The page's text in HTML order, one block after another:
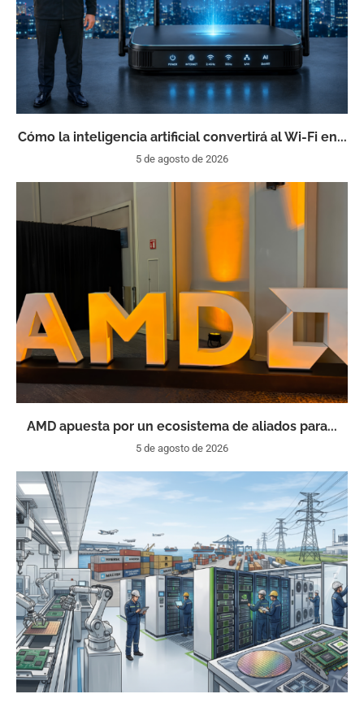
Cómo la inteligencia artificial convertirá al Wi-Fi en...
5 de agosto de 2026
AMD apuesta por un ecosistema de aliados para...
5 de agosto de 2026